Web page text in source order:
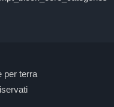
per terra